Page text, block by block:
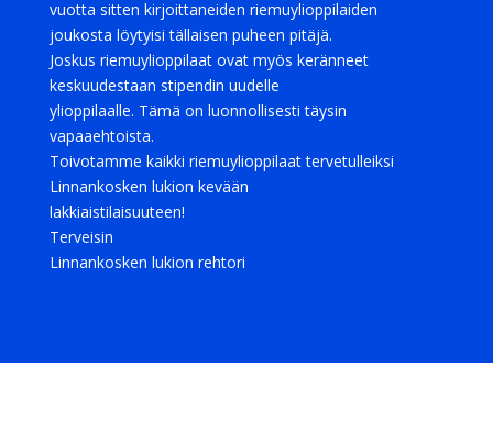
vuotta sitten kirjoittaneiden riemuylioppilaiden
joukosta löytyisi tällaisen puheen pitäjä.
Joskus riemuylioppilaat ovat myös keränneet
keskuudestaan stipendin uudelle
ylioppilaalle. Tämä on luonnollisesti täysin
vapaaehtoista.
Toivotamme kaikki riemuylioppilaat tervetulleiksi
Linnankosken lukion kevään
lakkiaistilaisuuteen!
Terveisin
Linnankosken lukion rehtori